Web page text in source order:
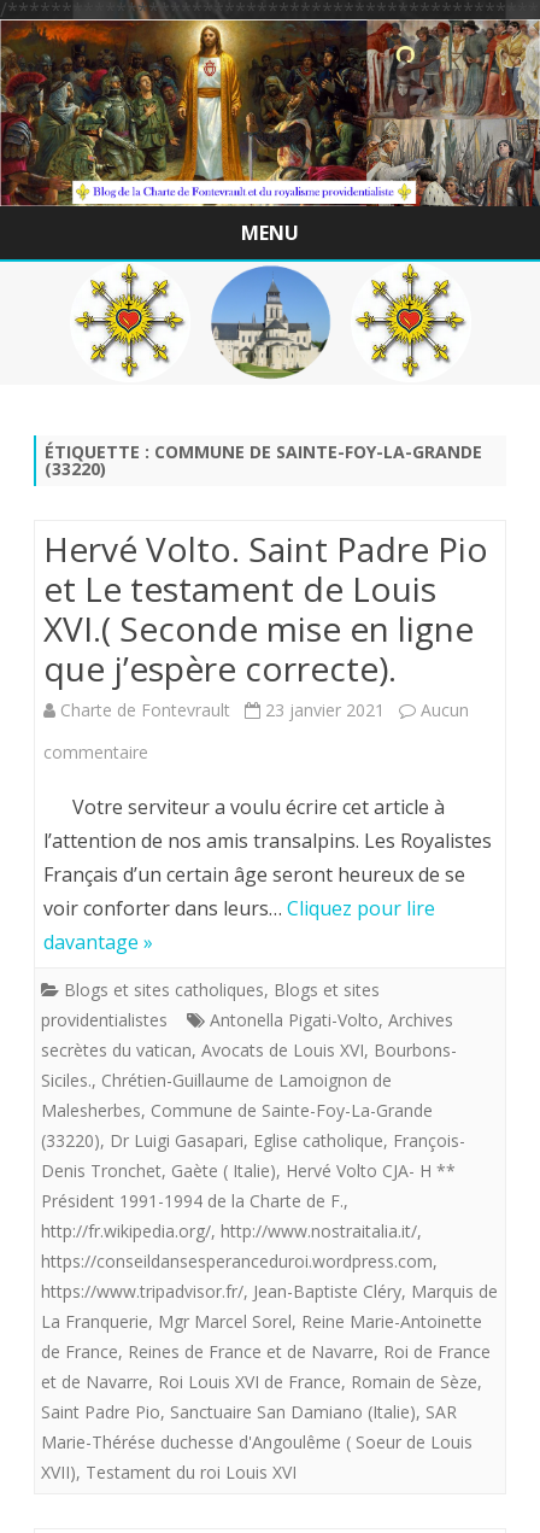
/
MENU
Skip
to
content
ÉTIQUETTE : COMMUNE DE SAINTE-FOY-LA-GRANDE
(33220)
Hervé Volto. Saint Padre Pio
et Le testament de Louis
XVI.( Seconde mise en ligne
que j’espère correcte).
Charte de Fontevrault 23 janvier 2021
Aucun
commentaire
Volto.
Saint
Padre
Le
testament
de
Louis
(
Seconde
mise
en
ligne
que
Votre serviteur a voulu écrire cet article à
l’attention de nos amis transalpins. Les Royalistes
Français d’un certain âge seront heureux de se
voir conforter dans leurs… Cliquez pour lire
davantage »
Blogs et sites catholiques, Blogs et sites
providentialistes
Antonella Pigati-Volto, Archives
secrètes du vatican, Avocats de Louis XVI, Bourbons-
Siciles., Chrétien-Guillaume de Lamoignon de
Malesherbes, Commune de Sainte-Foy-La-Grande
(33220), Dr Luigi Gasapari, Eglise catholique, François-
Denis Tronchet, Gaète ( Italie), Hervé Volto CJA- H **
Président 1991-1994 de la Charte de F.,
http://fr.wikipedia.org/, http://www.nostraitalia.it/,
https://conseildansesperanceduroi.wordpress.com,
https://www.tripadvisor.fr/, Jean-Baptiste Cléry, Marquis de
La Franquerie, Mgr Marcel Sorel, Reine Marie-Antoinette
de France, Reines de France et de Navarre, Roi de France
et de Navarre, Roi Louis XVI de France, Romain de Sèze,
Saint Padre Pio, Sanctuaire San Damiano (Italie), SAR
Marie-Thérése duchesse d'Angoulême ( Soeur de Louis
XVII), Testament du roi Louis XVI